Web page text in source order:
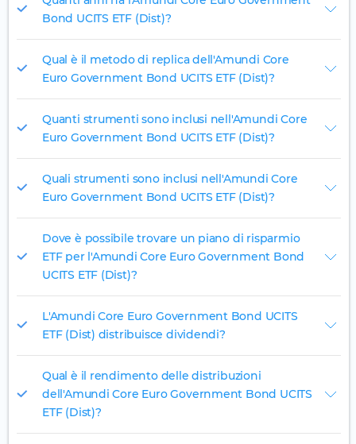
Bond UCITS ETF (Dist)?
Qual è il metodo di replica dell'Amundi Core
Euro Government Bond UCITS ETF (Dist)?
Quanti strumenti sono inclusi nell'Amundi Core
Euro Government Bond UCITS ETF (Dist)?
Quali strumenti sono inclusi nell'Amundi Core
Euro Government Bond UCITS ETF (Dist)?
Dove è possibile trovare un piano di risparmio
ETF per l'Amundi Core Euro Government Bond
UCITS ETF (Dist)?
L'Amundi Core Euro Government Bond UCITS
ETF (Dist) distribuisce dividendi?
Qual è il rendimento delle distribuzioni
dell'Amundi Core Euro Government Bond UCITS
ETF (Dist)?